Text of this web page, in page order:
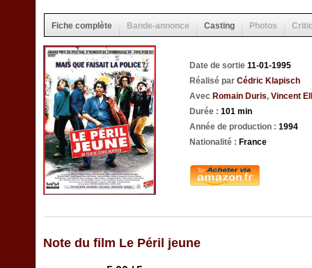
Fiche complète Bande-annonce Casting Photos
Date de sortie 11-01-1995
Réalisé par Cédric Klapisch
Avec Romain Duris, Vincent
Durée : 101 min
Année de production : 1994
Nationalité : France
Note du film Le Péril jeune